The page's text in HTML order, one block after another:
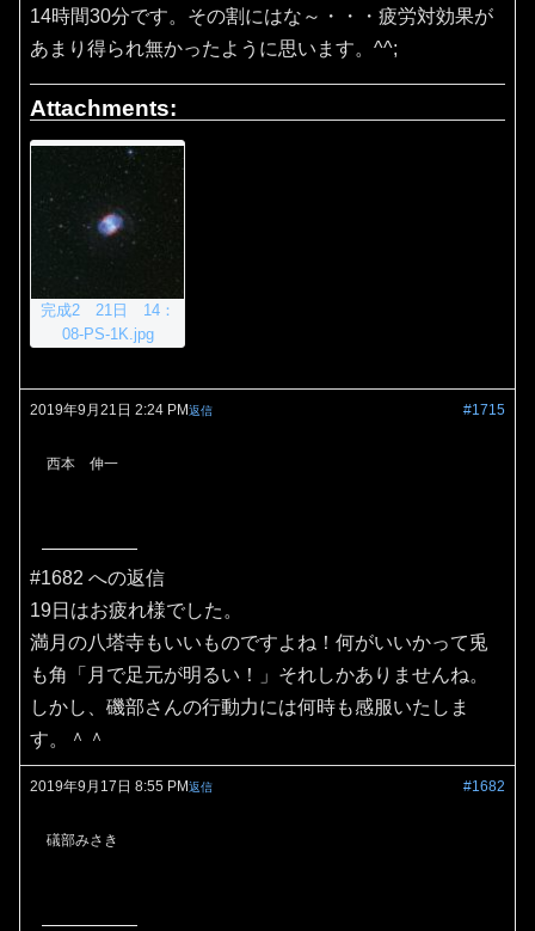
14時間30分です。その割にはな～・・・疲労対効果が
あまり得られ無かったように思います。^^;
Attachments:
完成2 21日 14：
08-PS-1K.jpg
2019年9月21日 2:24 PM #1715
返信
西本 伸一
#1682 への返信
19日はお疲れ様でした。
満月の八塔寺もいいものですよね！何がいいかって兎
も角「月で足元が明るい！」それしかありませんね。
しかし、磯部さんの行動力には何時も感服いたしま
す。＾＾
2019年9月17日 8:55 PM #1682
返信
礒部みさき